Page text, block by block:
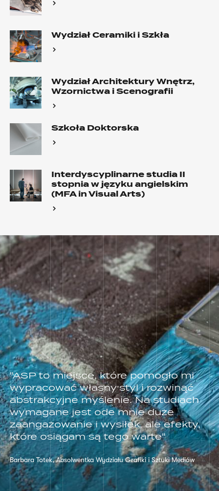
Wydział Ceramiki i Szkła
Wydział Architektury Wnętrz,
Wzornictwa i Scenografii
Szkoła Doktorska
Interdyscyplinarne studia II
stopnia w języku angielskim
(MFA in Visual Arts)
"ASP to miejsce, które pomogło mi
wypracować własny styl i rozwinąć
abstrakcyjne myślenie. Na studiach
wymagane jest ode mnie duże
zaangażowanie i wysiłek, ale efekty,
które osiągam są tego warte"
Barbara Totek, Absolwentka Wydziału Grafiki i Sztuki Mediów